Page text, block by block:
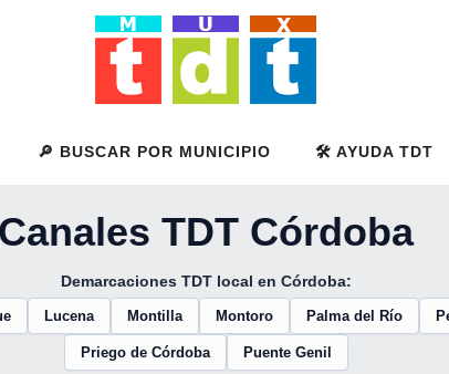
🔎 BUSCAR POR MUNICIPIO 🛠️ AYUDA TDT
Canales TDT Córdoba
Demarcaciones TDT local en Córdoba:
Lucena Montilla Montoro Palma del Río
Priego de Córdoba Puente Genil